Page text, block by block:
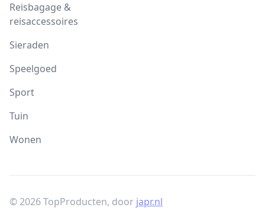
Reisbagage &
reisaccessoires
Sieraden
Speelgoed
Sport
Tuin
Wonen
© 2026 TopProducten, door japr.nl